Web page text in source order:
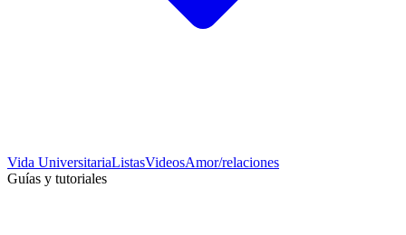
Vida UniversitariaListasVideosAmor/relaciones
Guías y tutoriales